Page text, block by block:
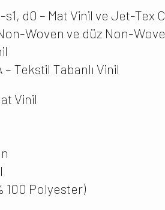
s1, d0 – Mat Vinil ve Jet-Tex
Woven ve düz Non-
– Tekstil Tabanlı Vinil
Vinil
Polyester)